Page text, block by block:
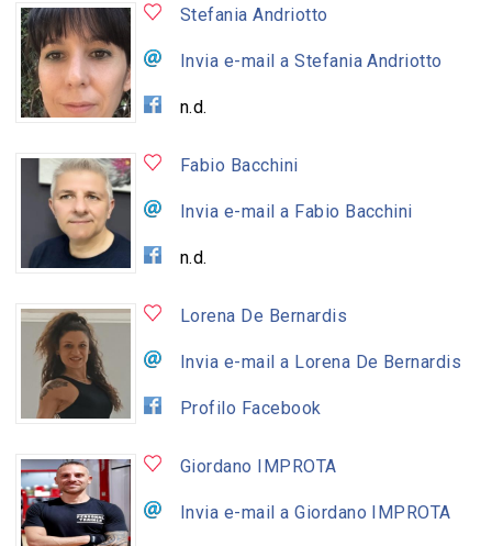
Stefania Andriotto
Invia e-mail a Stefania Andriotto
n.d.
Fabio Bacchini
Invia e-mail a Fabio Bacchini
n.d.
Lorena De Bernardis
Invia e-mail a Lorena De Bernardis
Profilo Facebook
Giordano IMPROTA
Invia e-mail a Giordano IMPROTA